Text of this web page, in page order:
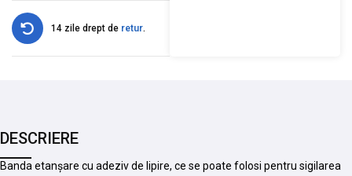
14 zile drept de retur.
DESCRIERE
Banda etanșare cu adeziv de lipire, ce se poate folosi pentru sigilarea